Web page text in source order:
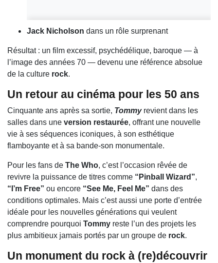
Jack Nicholson dans un rôle surprenant
Résultat : un film excessif, psychédélique, baroque — à
l’image des années 70 — devenu une référence absolue
de la culture rock.
Un retour au cinéma pour les 50 ans
Cinquante ans après sa sortie, Tommyrevient dans les
salles dans une version restaurée, offrant une nouvelle
vie à ses séquences iconiques, à son esthétique
flamboyante et à sa bande-son monumentale.
Pour les fans de The Who, c’est l’occasion rêvée de
revivre la puissance de titres comme “Pinball Wizard”,
“I’m Free” ou encore “See Me, Feel Me” dans des
conditions optimales. Mais c’est aussi une porte d’entrée
idéale pour les nouvelles générations qui veulent
comprendre pourquoi Tommy reste l’un des projets les
plus ambitieux jamais portés par un groupe de rock.
Un monument du rock à (re)découvrir